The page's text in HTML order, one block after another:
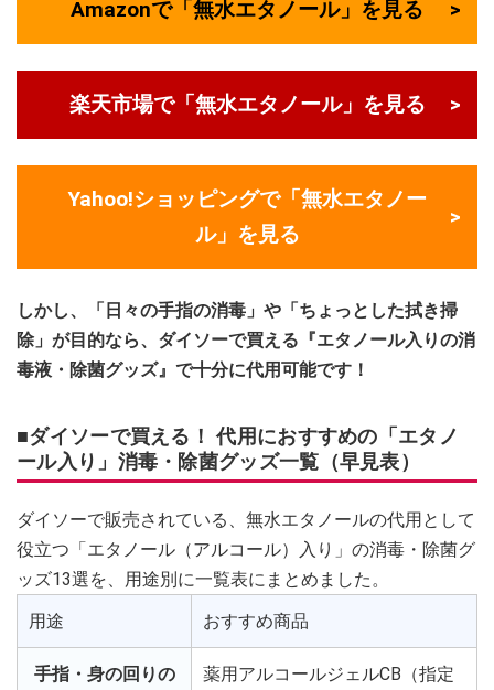
Amazonで「無水エタノール」を見る
楽天市場で「無水エタノール」を見る
Yahoo!ショッピングで「無水エタノー
ル」を見る
しかし、「日々の手指の消毒」や「ちょっとした拭き掃
除」が目的なら、ダイソーで買える『エタノール入りの消
毒液・除菌グッズ』で十分に代用可能です！
■ダイソーで買える！ 代用におすすめの「エタノ
ール入り」消毒・除菌グッズ一覧（早見表）
ダイソーで販売されている、無水エタノールの代用として
役立つ「エタノール（アルコール）入り」の消毒・除菌グ
ッズ13選を、用途別に一覧表にまとめました。
用途
おすすめ商品
手指・身の回りの
薬用アルコールジェルCB（指定